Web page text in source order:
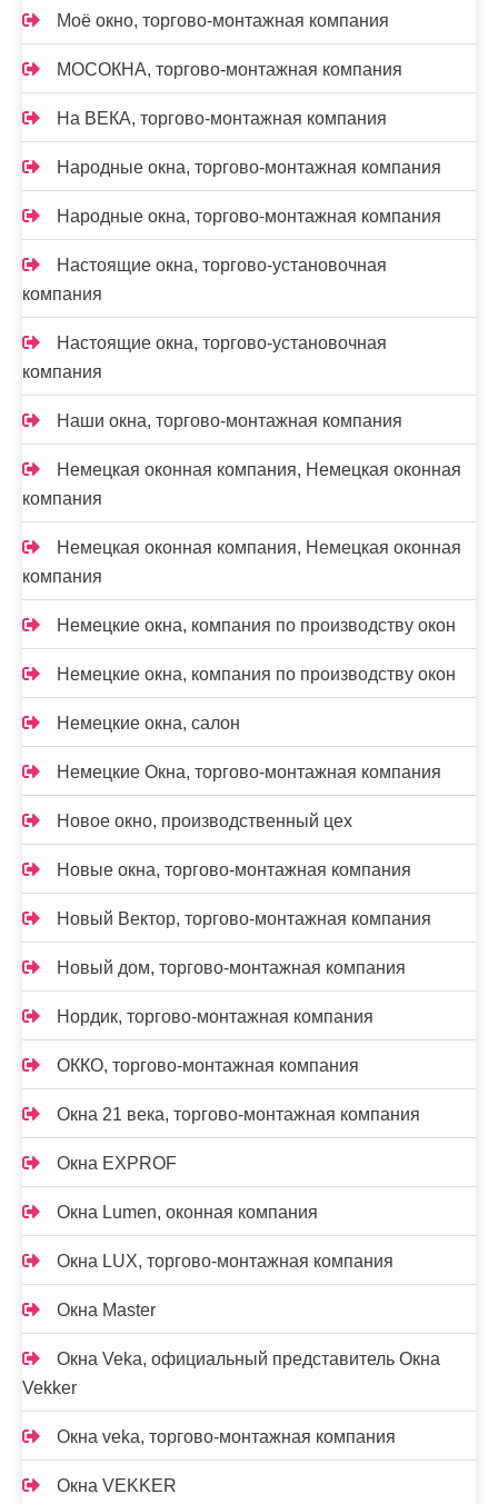
Моё окно, торгово-монтажная компания
МОСОКНА, торгово-монтажная компания
На ВЕКА, торгово-монтажная компания
Народные окна, торгово-монтажная компания
Народные окна, торгово-монтажная компания
Настоящие окна, торгово-установочная
компания
Настоящие окна, торгово-установочная
компания
Наши окна, торгово-монтажная компания
Немецкая оконная компания, Немецкая оконная
компания
Немецкая оконная компания, Немецкая оконная
компания
Немецкие окна, компания по производству окон
Немецкие окна, компания по производству окон
Немецкие окна, салон
Немецкие Окна, торгово-монтажная компания
Новое окно, производственный цех
Новые окна, торгово-монтажная компания
Новый Вектор, торгово-монтажная компания
Новый дом, торгово-монтажная компания
Нордик, торгово-монтажная компания
ОККО, торгово-монтажная компания
Окна 21 века, торгово-монтажная компания
Окна EXPROF
Окна Lumen, оконная компания
Окна LUX, торгово-монтажная компания
Окна Master
Окна Veka, официальный представитель Окна
Vekker
Окна veka, торгово-монтажная компания
Окна VEKKER